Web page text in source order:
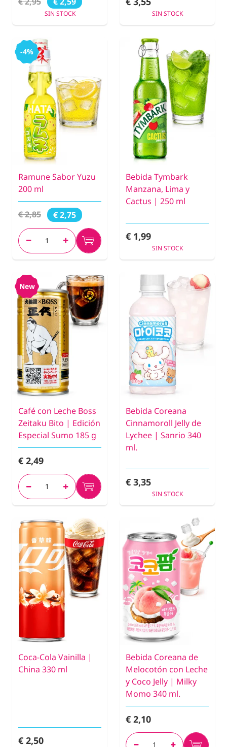
SIN STOCK SIN STOCK
-4%
Ramune Sabor Yuzu
200 ml
€ 2,85 € 2,75
Bebida Tymbark
Manzana, Lima y
Cactus | 250 ml
€ 1,99
SIN STOCK
New
Café con Leche Boss
Zeitaku Bito | Edición
Especial Sumo 185 g
€ 2,49
Bebida Coreana
Cinnamoroll Jelly de
Lychee | Sanrio 340
ml.
€ 3,35
SIN STOCK
Coca-Cola Vainilla |
China 330 ml
€ 2,50
Bebida Coreana de
Melocotón con Leche
y Coco Jelly | Milky
Momo 340 ml.
€ 2,10